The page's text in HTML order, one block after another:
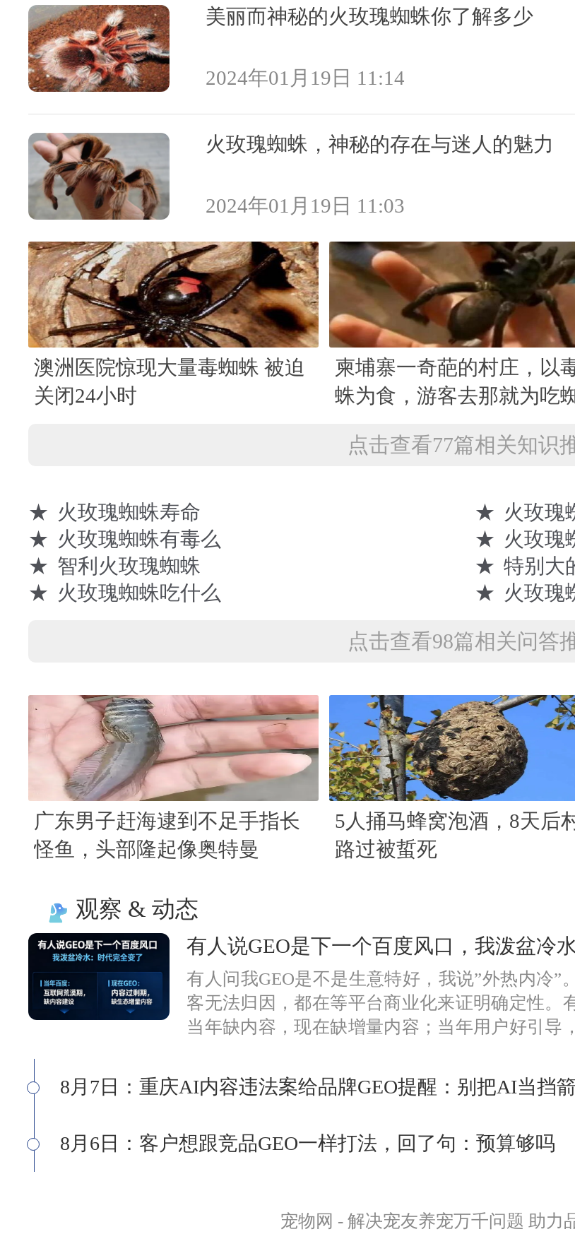
美丽而神秘的火玫瑰蜘蛛你了解多少
2024年01月19日 11:14
火玫瑰蜘蛛，神秘的存在与迷人的魅力
2024年01月19日 11:03
澳洲医院惊现大量毒蜘蛛 被迫
关闭24小时
柬埔寨一奇葩的村庄，以
蛛为食，游客去那就为吃
点击查看77篇相关知识
★ 火玫瑰蜘蛛寿命 ★ 火玫瑰
★ 火玫瑰蜘蛛有毒么 ★ 火玫瑰
★ 智利火玫瑰蜘蛛 ★ 特别大
★ 火玫瑰蜘蛛吃什么 ★ 火玫瑰
点击查看98篇相关问答
广东男子赶海逮到不足手指长
怪鱼，头部隆起像奥特曼
5人捅马蜂窝泡酒，8天后
路过被蜇死
观察 & 动态
有人说GEO是下一个百度风口，我泼盆冷
有人问我GEO是不是生意特好，我说”外热内冷
客无法归因，都在等平台商业化来证明确定性。
当年缺内容，现在缺增量内容；当年用户好引
功夫。
8月7日：重庆AI内容违法案给品牌GEO提醒：别把AI当挡
8月6日：客户想跟竞品GEO一样打法，回了句：预算够吗
宠物网 - 解决宠友养宠万千问题 助力